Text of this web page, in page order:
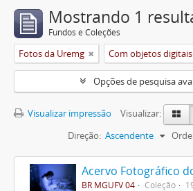
Mostrando 1
Fundos e Coleções
Fotos da Uremg Com objetos digitais
Opções de pesquisa
Visualizar impressão
Visualizar:
Direção: Ascendente
BR MGUFV 04 Coleção